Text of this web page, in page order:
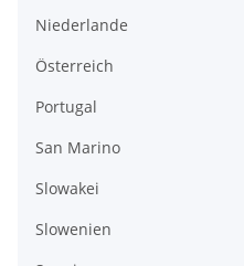
Niederlande
Österreich
Portugal
San Marino
Slowakei
Slowenien